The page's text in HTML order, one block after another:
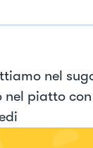
nel
piatto